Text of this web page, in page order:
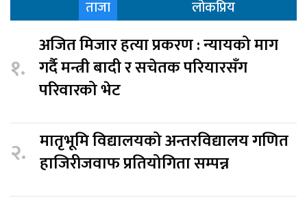
ताजा लोकप्रिय
१.
अजित मिजार हत्या प्रकरण : न्यायको माग
गर्दै मन्त्री बादी र सचेतक परियारसँग
परिवारको भेट
२. मातृभूमि विद्यालयको अन्तरविद्यालय गणित
हाजिरीजवाफ प्रतियोगिता सम्पन्न